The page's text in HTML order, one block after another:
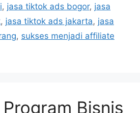
, jasa tiktok ads bogor, jasa
, jasa tiktok ads jakarta, jasa
, sukses menjadi affiliate
Bisnis